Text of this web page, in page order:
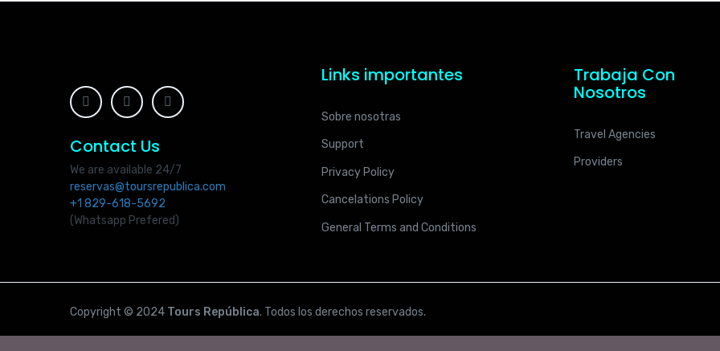
Contact Us
We are available 24/7
reservas@toursrepublica.com
+1 829-618-5692
(Whatsapp Prefered)
Links importantes
Sobre nosotras
Support
Privacy Policy
Cancelations Policy
General Terms and Conditions
Trabaja Con
Nosotros
Travel Agencies
Providers
Copyright © 2024 Tours República. Todos los derechos reservados.